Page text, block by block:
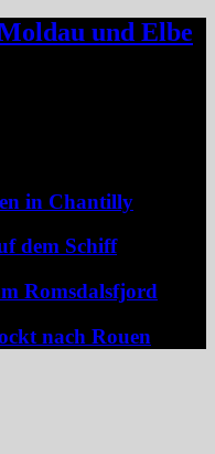
und Elbe
in Chantilly
dem Schiff
Romsdalsfjord
nach Rouen